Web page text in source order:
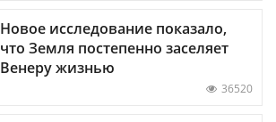
Новое исследование показало,
что Земля постепенно заселяет
Венеру жизнью
36520